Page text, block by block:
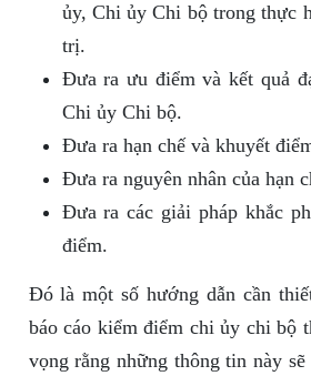
ủy, Chi ủy Chi bộ trong thực
trị.
Đưa ra ưu điểm và kết quả
Chi ủy Chi bộ.
Đưa ra hạn chế và khuyết
Đưa ra nguyên nhân của hạn
Đưa ra các giải pháp khắc
điểm.
Đó là một số hướng dẫn cần
báo cáo kiểm điểm chi ủy chi bộ
vọng rằng những thông tin này